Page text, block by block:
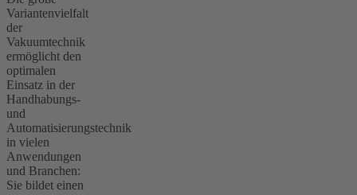
Variantenvielfalt
der
Vakuumtechnik
ermöglicht den
optimalen
Einsatz in der
Handhabungs-
und
Automatisierungstechnik
in vielen
Anwendungen
und Branchen:
Sie bildet einen